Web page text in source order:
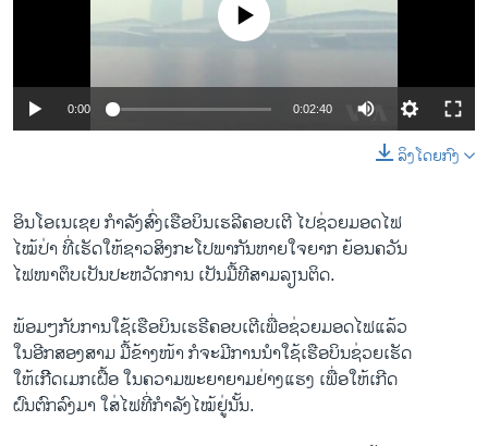
ວິທະຍາສາດ-ເທັກໂນໂລຈີ
ພາສາອັງກິດ
ວີດີໂອ
ລາຍການກະຈາຍສຽງ
ລາຍງານ
ຕິດຕາມພວກເຮົາ ທີ່
ພາສາຕ່າງໆ
No media source currently available
0:00 0:02:40
ລິງໂດຍກົງ
ອິນ​ໂອ​ເນ​ເຊຍ ກໍາລັງ​ສົ່ງ​ເຮືອບິນເຮ​ລີ​ຄອບ​ເຕີ ​ໄປ​ຊ່ວຍ​ມອດໄຟ​
ໄໝ້​ປ່າ ທີ່​ເຮັດ​ໃຫ້ຊາວ​ສິງກະ​ໂປພາກັນ​ຫາຍ​ໃຈ​ຍາກ ຍ້ອນ​ຄວັນ
ໄຟໜາຕຶບ​ເປັນ​ປະຫວັດ​ການ ເປັນ​ມື້​ທີ​ສາມ​ລຽນ​ຕິດ​.
ພ້ອມໆ​ກັບ​ການ​ໃຊ້​ເຮືອບິນ​ເຮຣີຄອບ​ເຕີ​ເພື່ອ​ຊ່ວຍ​ມອດໄຟ​ແລ້ວ
ໃນ​ອີກ​ສອງ​ສາມ ມື້ຂ້າງ​ໜ້າ ກໍ​ຈະ​ມີ​ການ​ນຳ​ໃຊ້ເຮືອບິນຊ່ວຍ​ເຮັດ
ໃຫ້​ເກີີດເມກ​ເຝື້ອ ​ໃນ​ຄວາມ​ພະ​ຍາ​ຍາ​ມຢ່າງ​ແຮງ ເພື່ອ​ໃຫ້​ເກີດ
​ຝົນ​ຕົກລົງ​ມາ​ ໃສ່​ໄຟ​ທີ່​ກໍາລັງ​ໄໝ້ຢູ່​ນັ້ນ.